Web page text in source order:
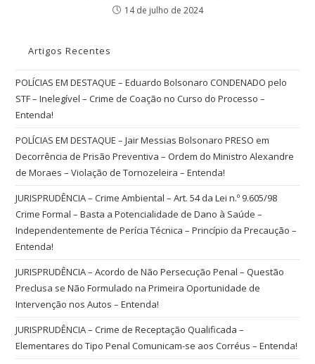
14 de julho de 2024
Artigos Recentes
POLÍCIAS EM DESTAQUE – Eduardo Bolsonaro CONDENADO pelo
STF – Inelegível – Crime de Coação no Curso do Processo –
Entenda!
POLÍCIAS EM DESTAQUE – Jair Messias Bolsonaro PRESO em
Decorrência de Prisão Preventiva – Ordem do Ministro Alexandre
de Moraes – Violação de Tornozeleira – Entenda!
JURISPRUDÊNCIA – Crime Ambiental – Art. 54 da Lei n.º 9.605/98
Crime Formal – Basta a Potencialidade de Dano à Saúde –
Independentemente de Perícia Técnica – Princípio da Precaução –
Entenda!
JURISPRUDÊNCIA – Acordo de Não Persecução Penal – Questão
Preclusa se Não Formulado na Primeira Oportunidade de
Intervenção nos Autos – Entenda!
JURISPRUDÊNCIA – Crime de Receptação Qualificada –
Elementares do Tipo Penal Comunicam-se aos Corréus – Entenda!